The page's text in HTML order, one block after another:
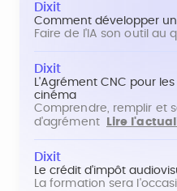
Dixit
Comment développer
Faire de l'IA son outil au
Dixit
L'Agrément CNC pour
cinéma
Comprendre, remplir et
d'agrément
Lire
Dixit
Le crédit d'impôt
La formation sera